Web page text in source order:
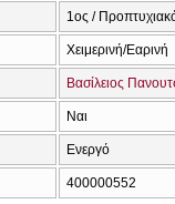
1ος /
Χειμερινή/Εαρινή
Βασίλειος
Ναι
Ενεργό
400000552